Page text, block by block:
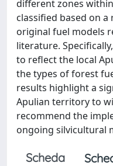
different zones
classified based on
original fuel models
literature.
to reflect the local
the types of forest
results highlight a
Apulian territory to
recommend the
ongoing silvicultural
Scheda